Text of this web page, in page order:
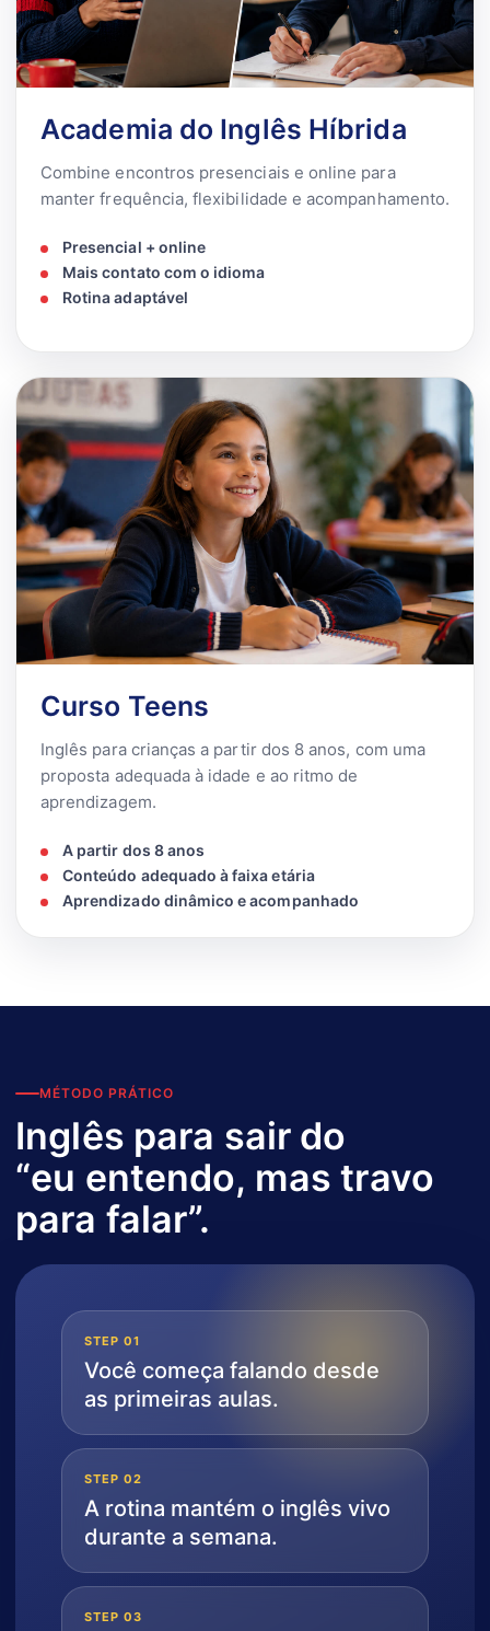
Academia do Inglês Híbrida
Combine encontros presenciais e online para
manter frequência, flexibilidade e acompanhamento.
Presencial + online
Mais contato com o idioma
Rotina adaptável
Curso Teens
Inglês para crianças a partir dos 8 anos, com uma
proposta adequada à idade e ao ritmo de
aprendizagem.
A partir dos 8 anos
Conteúdo adequado à faixa etária
Aprendizado dinâmico e acompanhado
MÉTODO PRÁTICO
Inglês para sair do
“eu entendo, mas travo
para falar”.
STEP 01
Você começa falando desde
as primeiras aulas.
STEP 02
A rotina mantém o inglês vivo
durante a semana.
STEP 03